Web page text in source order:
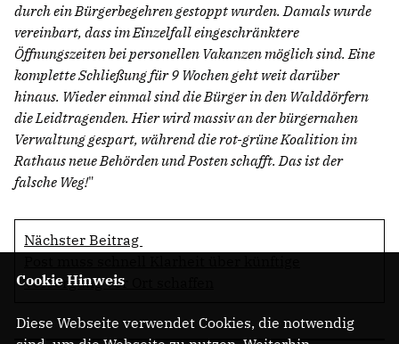
durch ein Bürgerbegehren gestoppt wurden. Damals wurde
vereinbart, dass im Einzelfall eingeschränktere
Öffnungszeiten bei personellen Vakanzen möglich sind. Eine
komplette Schließung für 9 Wochen geht weit darüber
hinaus. Wieder einmal sind die Bürger in den Walddörfern
die Leidtragenden. Hier wird massiv an der bürgernahen
Verwaltung gespart, während die rot-grüne Koalition im
Rathaus neue Behörden und Posten schafft. Das ist der
falsche Weg!"
Nächster Beitrag
Versorgung vor Ort schaffen
Cookie Hinweis
Diese Webseite verwendet Cookies, die notwendig